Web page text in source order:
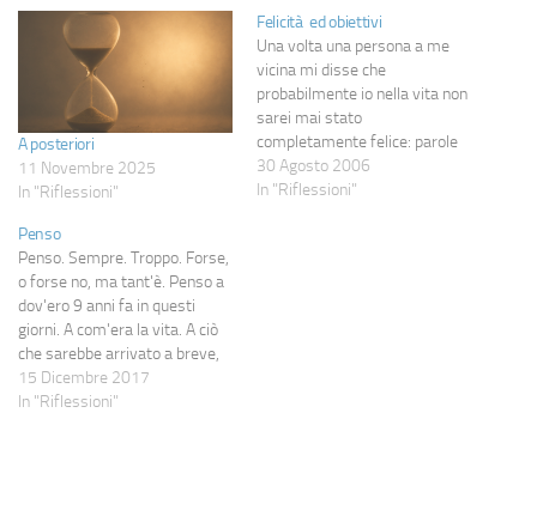
A posteriori
11 Novembre 2025
In "Riflessioni"
Felicità ed obiettivi
Una volta una persona a me
vicina mi disse che
probabilmente io nella vita non
sarei mai stato
completamente felice: parole
forti e che in un primo
momento mi fecero reagire
30 Agosto 2006
In "Riflessioni"
Penso
Penso. Sempre. Troppo. Forse,
o forse no, ma tant'è. Penso a
dov'ero 9 anni fa in questi
giorni. A com'era la vita. A ciò
che sarebbe arrivato a breve,
che temevo ma non osavo
pensare. Tanto poi le cose
15 Dicembre 2017
In "Riflessioni"